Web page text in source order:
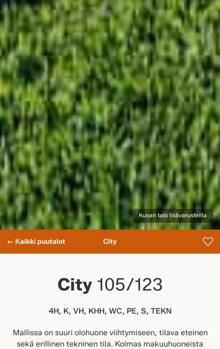
Kuvan talo lisävarusteilla
← Kaikki puutalot City
City105/123
4H, K, VH, KHH, WC, PE, S, TEKN
Mallissa on suuri olohuone viihtymiseen, tilava eteinen
sekä erillinen tekninen tila. Kolmas makuuhuoneista